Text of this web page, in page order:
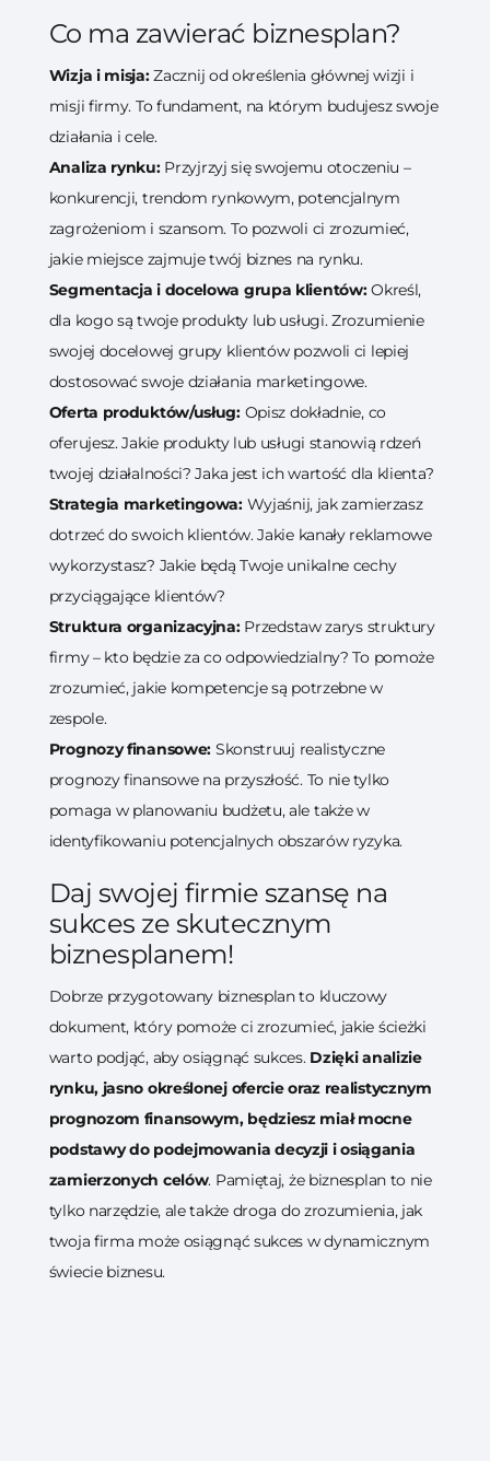
Co ma zawierać biznesplan?
Wizja i misja:Zacznij od określenia głównej wizji i
misji firmy. To fundament, na którym budujesz swoje
działania i cele.
Analiza rynku:Przyjrzyj się swojemu otoczeniu –
konkurencji, trendom rynkowym, potencjalnym
zagrożeniom i szansom. To pozwoli ci zrozumieć,
jakie miejsce zajmuje twój biznes na rynku.
Segmentacja i docelowa grupa klientów:Określ,
dla kogo są twoje produkty lub usługi. Zrozumienie
swojej docelowej grupy klientów pozwoli ci lepiej
dostosować swoje działania marketingowe.
Oferta produktów/usług:Opisz dokładnie, co
oferujesz. Jakie produkty lub usługi stanowią rdzeń
twojej działalności? Jaka jest ich wartość dla klienta?
Strategia marketingowa:Wyjaśnij, jak zamierzasz
dotrzeć do swoich klientów. Jakie kanały reklamowe
wykorzystasz? Jakie będą Twoje unikalne cechy
przyciągające klientów?
Struktura organizacyjna:Przedstaw zarys struktury
firmy – kto będzie za co odpowiedzialny? To pomoże
zrozumieć, jakie kompetencje są potrzebne w
zespole.
Prognozy finansowe: Skonstruuj realistyczne
prognozy finansowe na przyszłość. To nie tylko
pomaga w planowaniu budżetu, ale także w
identyfikowaniu potencjalnych obszarów ryzyka.
Daj swojej firmie szansę na
sukces ze skutecznym
biznesplanem!
Dobrze przygotowany biznesplan to kluczowy
dokument, który pomoże ci zrozumieć, jakie ścieżki
warto podjąć, aby osiągnąć sukces. Dzięki analizie
rynku, jasno określonej ofercie oraz realistycznym
prognozom finansowym, będziesz miał mocne
podstawy do podejmowania decyzji i osiągania
zamierzonych celów. Pamiętaj, że biznesplan to nie
tylko narzędzie, ale także droga do zrozumienia, jak
twoja firma może osiągnąć sukces w dynamicznym
świecie biznesu.